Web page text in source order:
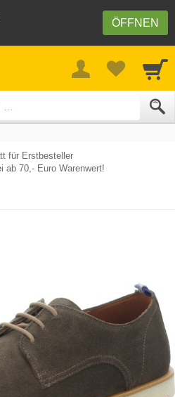
ÖFFNEN
für Erstbesteller
ab 70,- Euro Warenwert!